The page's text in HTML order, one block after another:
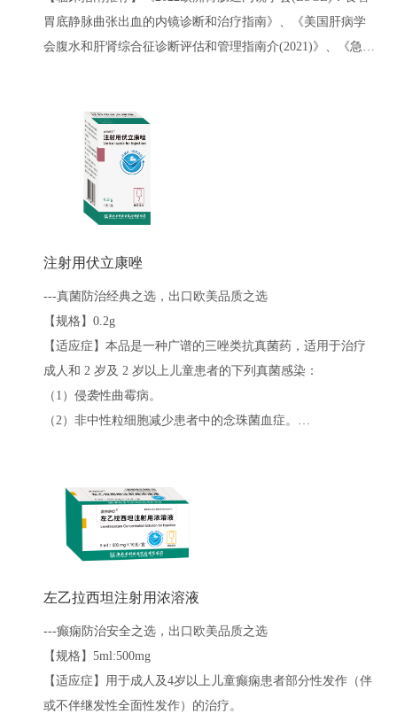
胃底静脉曲张出血的内镜诊断和治疗指南》、《美国肝病学
会腹水和肝肾综合征诊断评估和管理指南介(2021)》、《急性
【出口情况】荷兰、德国
注射用伏立康唑
---真菌防治经典之选，出口欧美品质之选
【规格】0.2g
【适应症】本品是一种广谱的三唑类抗真菌药，适用于治疗
成人和 2 岁及 2 岁以上儿童患者的下列真菌感染：
（1）侵袭性曲霉病。
（2）非中性粒细胞减少患者中的念珠菌血症。
（4）由足放线病菌属和镰刀菌属引起的严重感染。
本品主要用于进展性、可能威胁生命的真菌感染患者的治
疗。预防接受异基因造血干细胞移植(HSCT)的高危患者中的
【出口情况】美国、德国、荷兰、澳大利亚、哥斯达黎加、
左乙拉西坦注射用浓溶液
---癫痫防治安全之选，出口欧美品质之选
【规格】5ml:500mg
【适应症】用于成人及4岁以上儿童癫痫患者部分性发作（伴
或不伴继发性全面性发作）的治疗。